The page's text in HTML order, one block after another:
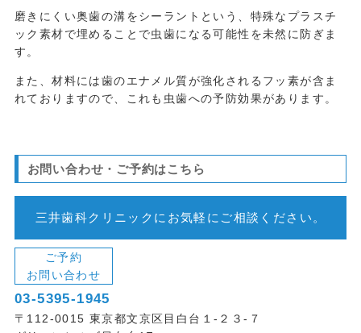
磨きにくい奥歯の溝をシーラントという、特殊なプラスチ
ック素材で埋めることで虫歯になる可能性を未然に防ぎま
す。
また、材料には歯のエナメル質が強化されるフッ素が含ま
れておりますので、これも虫歯への予防効果があります。
お問い合わせ・ご予約はこちら
三井歯科クリニックにお気軽にご相談ください。
ご予約
お問い合わせ
03-5395-1945
〒112-0015 東京都文京区目白台１-２３-７